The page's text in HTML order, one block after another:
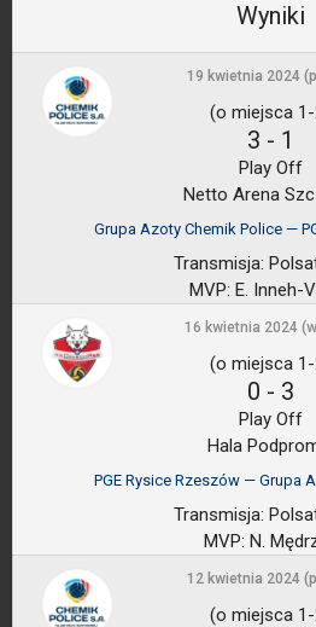
Wyniki
19 kwietnia 2024
(o miejsca
3 - 1
Play Off
Netto Arena
Grupa Azoty Chemik Police —
Transmisja:
MVP: E. Inneh-
16 kwietnia 2024
(o miejsca
0 - 3
Play Off
Hala
PGE Rysice Rzeszów — Grupa
Transmisja:
MVP: N.
12 kwietnia 2024
(o miejsca